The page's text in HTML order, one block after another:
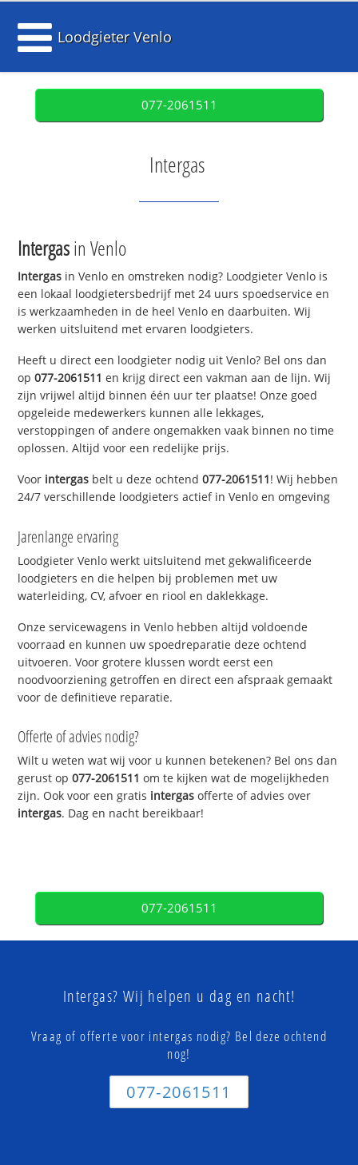
Loodgieter Venlo
077-2061511
Intergas
Intergasin Venlo
Intergas in Venlo en omstreken nodig? Loodgieter Venlo is
een lokaal loodgietersbedrijf met 24 uurs spoedservice en
is werkzaamheden in de heel Venlo en daarbuiten. Wij
werken uitsluitend met ervaren loodgieters.
Heeft u direct een loodgieter nodig uit Venlo? Bel ons dan
op077-2061511 en krijg direct een vakman aan de lijn. Wij
zijn vrijwel altijd binnen één uur ter plaatse! Onze goed
opgeleide medewerkers kunnen alle lekkages,
verstoppingen of andere ongemakken vaak binnen no time
oplossen. Altijd voor een redelijke prijs.
Voor intergas belt u deze ochtend077-2061511! Wij hebben
24/7 verschillende loodgieters actief in Venlo en omgeving
Jarenlange ervaring
Loodgieter Venlo werkt uitsluitend met gekwalificeerde
loodgieters en die helpen bij problemen met uw
waterleiding, CV, afvoer en riool en daklekkage.
Onze servicewagens in Venlo hebben altijd voldoende
voorraad en kunnen uw spoedreparatie deze ochtend
uitvoeren. Voor grotere klussen wordt eerst een
noodvoorziening getroffen en direct een afspraak gemaakt
voor de definitieve reparatie.
Offerte of advies nodig?
Wilt u weten wat wij voor u kunnen betekenen? Bel ons dan
gerust op077-2061511 om te kijken wat de mogelijkheden
zijn. Ook voor een gratis intergas offerte of advies over
intergas. Dag en nacht bereikbaar!
077-2061511
Intergas? Wij helpen u dag en nacht!
Vraag of offerte voor intergas nodig? Bel deze ochtend
nog!
077-2061511